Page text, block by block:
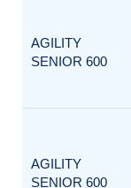
AGILITY
SENIOR 600
AGILITY
SENIOR 600